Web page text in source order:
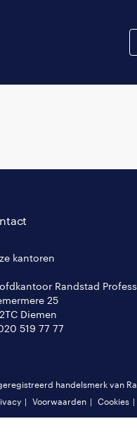
kantoren
Randstad
25
Diemen
519 77 77
handelsmerk van
Voorwaarden Cookies